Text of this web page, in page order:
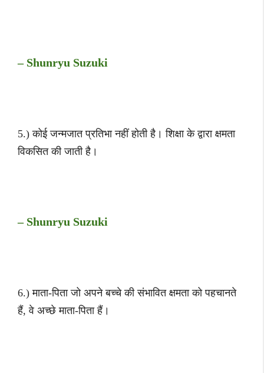
– Shunryu Suzuki
5.) कोई जन्मजात प्रतिभा नहीं होती है। शिक्षा के द्वारा क्षमता
विकसित की जाती है।
– Shunryu Suzuki
6.) माता-पिता जो अपने बच्चे की संभावित क्षमता को पहचानते
हैं, वे अच्छे माता-पिता हैं।